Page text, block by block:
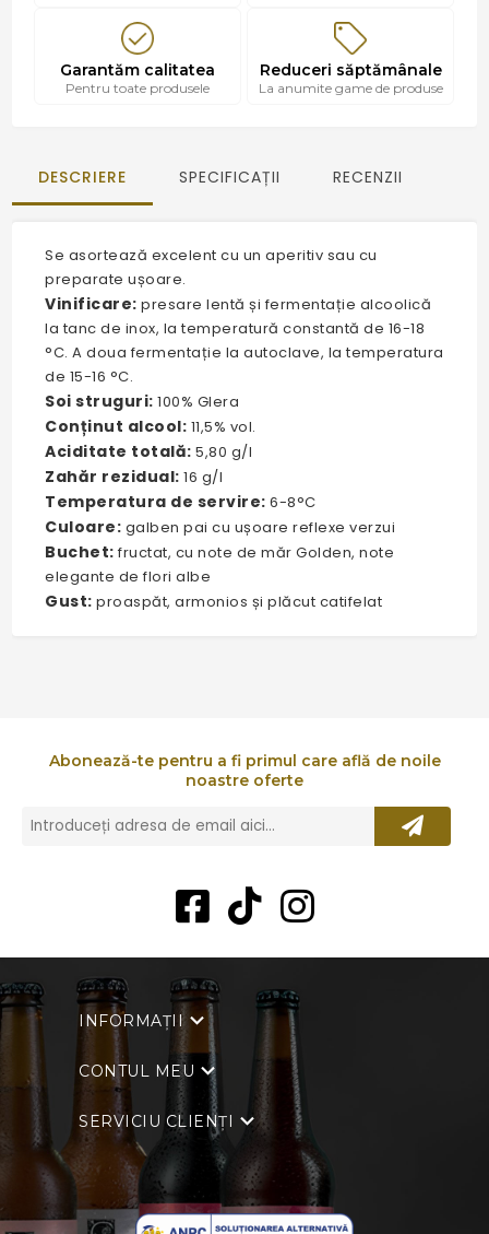
Garantăm calitatea
Pentru toate produsele
Reduceri săptămânale
La anumite game de produse
DESCRIERE SPECIFICAȚII RECENZII
Se asortează excelent cu un aperitiv sau cu
preparate ușoare.
Vinificare: presare lentă și fermentație alcoolică
la tanc de inox, la temperatură constantă de 16-18
°C. A doua fermentație la autoclave, la temperatura
de 15-16 °C.
Soi struguri: 100% Glera
Conținut alcool: 11,5% vol.
Aciditate totală: 5,80 g/l
Zahăr rezidual: 16 g/l
Temperatura de servire: 6-8°C
Culoare: galben pai cu ușoare reflexe verzui
Buchet: fructat, cu note de măr Golden, note
elegante de flori albe
Gust: proaspăt, armonios și plăcut catifelat
Abonează-te pentru a fi primul care află de noile
noastre oferte
INFORMAȚII
CONTUL MEU
SERVICIU CLIENȚI